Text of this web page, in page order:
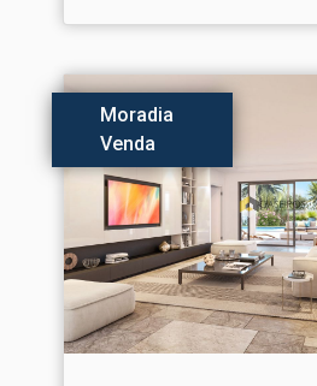
Moradia
Venda